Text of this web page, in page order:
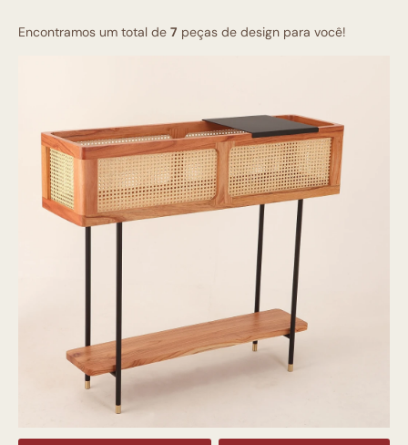
Encontramos um total de 7 peças de design para você!